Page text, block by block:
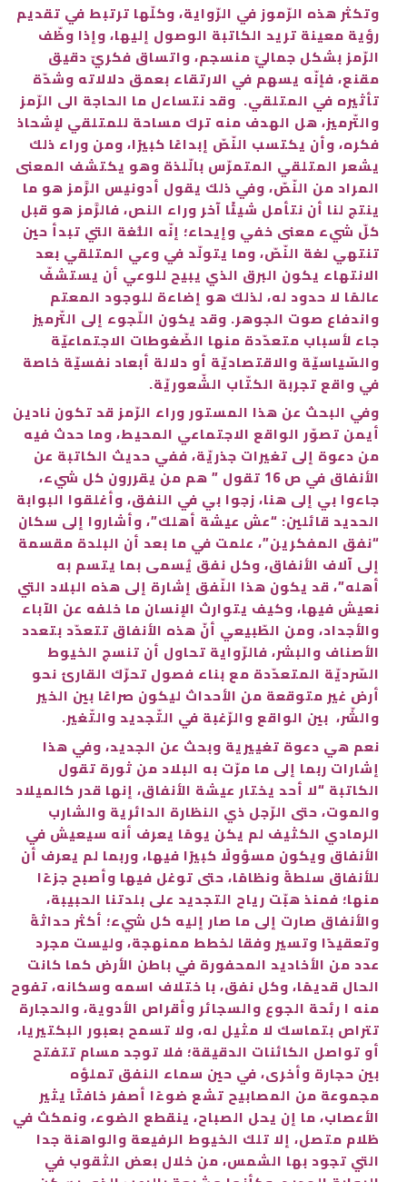
وتكثر هذه الرّموز في الرّواية، وكلّها ترتبط في تقديم
رؤية معينة تريد الكاتبة الوصول إليها، وإذا وظّف
الرّمز بشكل جماليّ منسجم، واتساق فكريّ دقيق
مقنع، فإنّه يسهم في الارتقاء بعمق دلالاته وشدّة
تأثيره في المتلقي. وقد نتساءل ما الحاجة الى الرّمز
والتّرميز، هل الهدف منه ترك مساحة للمتلقي لإشحاذ
فكره، وأن يكتسب النّصّ إبداعًا كبيرًا، ومن وراء ذلك
يشعر المتلقي المتمرّس بالّلذة وهو يكتشف المعنى
المراد من النّصّ، وفي ذلك يقول أدونيس الرَّمز هو ما
ينتج لنا أن نتأمل شيئًا آخر وراء النص، فالرَّمز هو قبل
كلّ شيء معنى خفي وإيحاء؛ إنّه اللُّغة التي تبدأ حين
تنتهي لغة النّصّ، وما يتولّد في وعي المتلقي بعد
الانتهاء يكون البرق الذي يبيح للوعي أن يستشفّ
عالمًا لا حدود له، لذلك هو إضاءة للوجود المعتم
واندفاع صوت الجوهر. وقد يكون اللّجوء إلى التّرميز
جاء لأسباب متعدّدة منها الضّغوطات الاجتماعيّة
والسّياسيّة والاقتصاديّة أو دلالة أبعاد نفسيّة خاصة
في واقع تجربة الكتّاب الشّعوريّة.
وفي البحث عن هذا المستور وراء الرّمز قد تكون نادين
أيمن تصوّر الواقع الاجتماعي المحيط، وما حدث فيه
من دعوة إلى تغيرات جذريّة، ففي حديث الكاتبة عن
الأنفاق في ص 16 تقول ” هم من يقررون كل شيء،
جاءوا بي إلى هنا، زجوا بي في النفق، وأغلقوا البوابة
الحديد قائلين: “عش عيشة أهلك”، وأشاروا إلى سكان
“نفق المفكرين”، علمت في ما بعد أن البلدة مقسمة
إلى آلاف الأنفاق، وكل نفق يُسمى بما يتسم به
أهله”، قد يكون هذا النّفق إشارة إلى هذه البلاد التي
نعيش فيها، وكيف يتوارث الإنسان ما خلفه عن الآباء
والأجداد، ومن الطّبيعي أنّ هذه الأنفاق تتعدّد بتعدد
الأصناف والبشر، فالرّواية تحاول أن تنسج الخيوط
السّرديّة المتعدّدة مع بناء فصول تحرّك القارئ نحو
أرض غير متوقعة من الأحداث ليكون صراعًا بين الخير
والشّر، بين الواقع والرّغبة في التّجديد والتّغير.
نعم هي دعوة تغييرية وبحث عن الجديد، وفي هذا
إشارات ربما إلى ما مرّت به البلاد من ثورة تقول
الكاتبة “لا أحد يختار عيشة الأنفاق، إنها قدر كالميلاد
والموت، حتى الرّجل ذي النظارة الدائرية والشارب
الرمادي الكثيف لم يكن يومًا يعرف أنه سيعيش في
الأنفاق ويكون مسؤولًا كبيرًا فيها، وربما لم يعرف أن
للأنفاق سلطةً ونظامًا، حتى توغل فيها وأصبح جزءًا
منها؛ فمنذ هبّت رياح التجديد على بلدتنا الحبيبة،
والأنفاق صارت إلى ما صار إليه كل شيء؛ أكثر حداثةً
وتعقيدًا وتسير وفقا لخطط ممنهجة، وليست مجرد
عدد من الأخاديد المحفورة في باطن الأرض كما كانت
الحال قديمًا، وكل نفق، با ختلاف اسمه وسكانه، تفوح
منه ا رئحة الجوع والسجائر وأقراص الأدوية، والحجارة
تتراص بتماسك لا مثيل له، ولا تسمح بعبور البكتيريا،
أو تواصل الكائنات الدقيقة؛ فلا توجد مسام تتفتح
بين حجارة وأخرى، في حين سماء النفق تملؤه
مجموعة من المصابيح تشع ضوءًا أصفر خافتًا يثير
الأعصاب، ما إن يحل الصباح، ينقطع الضوء، ونمكث في
ظلام متصل، إلا تلك الخيوط الرفيعة والواهنة جدا
التي تجود بها الشمس، من خلال بعض الثقوب في